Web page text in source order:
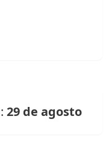
29 de agosto